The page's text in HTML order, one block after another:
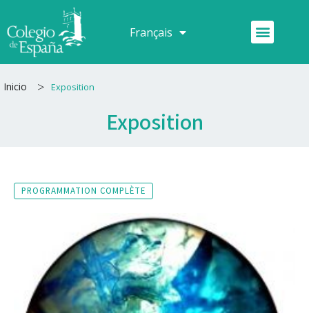
au
contenu
Français
Español Menu
Inicio > Exposition
Exposition
PROGRAMMATION COMPLÈTE